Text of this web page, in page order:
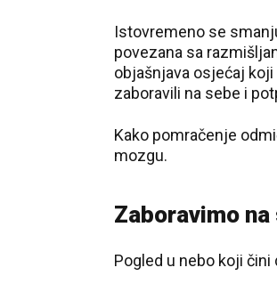
Istovremeno se
povezana sa
objašnjava osjećaj
zaboravili na sebe i
Kako pomračenje
mozgu.
Zaboravimo na
Pogled u nebo koji